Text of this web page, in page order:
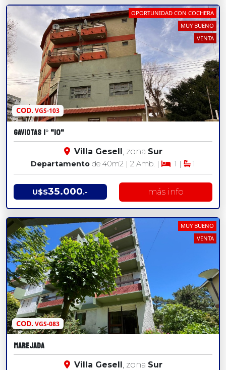
COD.VGS-103
OPORTUNIDAD CON COCHERA
MUY BUENO
VENTA
GAVIOTAS 1° "10"
Villa Gesell , zona Sur
Departamento de 40m2 | 2 Amb. | 1 | 1
U$S35.000.- más info
COD.VGS-083
MUY BUENO
VENTA
MAREJADA
Villa Gesell, zona Sur